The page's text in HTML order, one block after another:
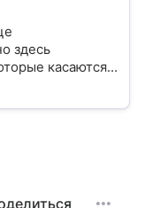
здесь
касаются
и